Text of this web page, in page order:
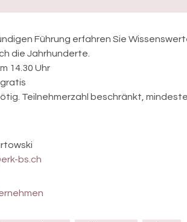
Führung erfahren Sie
die Jahrhunderte.
14.30 Uhr
gratis
Teilnehmerzahl beschränkt,
bs.ch